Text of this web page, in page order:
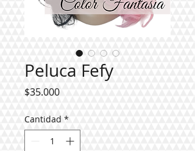
Peluca Fefy
$35.000Precio
Cantidad *